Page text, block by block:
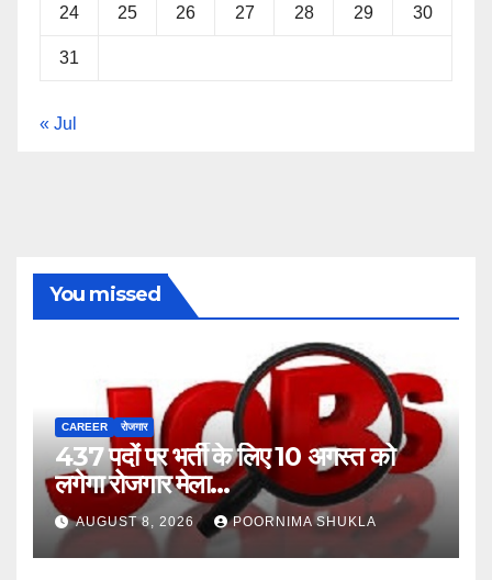
24 25 26 27 28 29 30
31
« Jul
You missed
CAREER रोजगार
437 पदों पर भर्ती के लिए 10 अगस्त को
लगेगा रोजगार मेला…
AUGUST 8, 2026 POORNIMA SHUKLA